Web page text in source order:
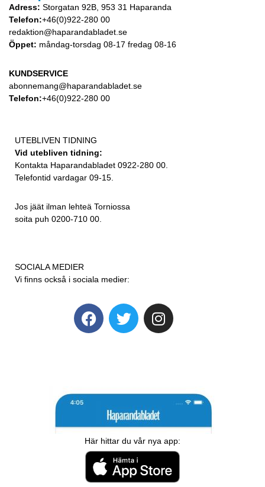
Adress: Storgatan 92B, 953 31 Haparanda
Telefon:+46(0)922-280 00
redaktion@haparandabladet.se
Öppet: måndag-torsdag 08-17 fredag 08-16
KUNDSERVICE
abonnemang@haparandabladet.se
Telefon:+46(0)922-280 00
UTEBLIVEN TIDNING
Vid utebliven tidning:
Kontakta Haparandabladet 0922-280 00.
Telefontid vardagar 09-15.
Jos jäät ilman lehteä Torniossa
soita puh 0200-710 00.
SOCIALA MEDIER
Vi finns också i sociala medier:
Här hittar du vår nya app: